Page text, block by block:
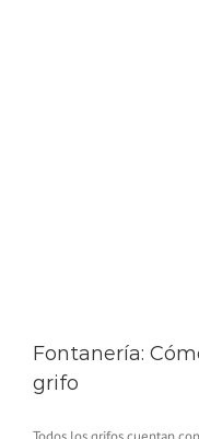
Fontanería:
grifo